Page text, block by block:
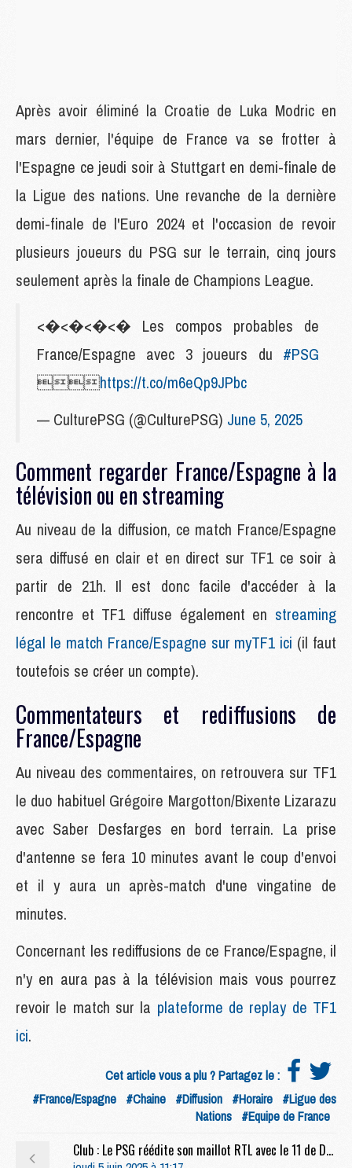
Après avoir éliminé la Croatie de Luka Modric en
mars dernier, l'équipe de France va se frotter à
l'Espagne ce jeudi soir à Stuttgart en demi-finale de
la Ligue des nations. Une revanche de la dernière
demi-finale de l'Euro 2024 et l'occasion de revoir
plusieurs joueurs du PSG sur le terrain, cinq jours
seulement après la finale de Champions League.
<�<�<�<� Les compos probables de
France/Espagne avec 3 joueurs du #PSG
https://t.co/m6eQp9JPbc
— CulturePSG (@CulturePSG) June 5, 2025
Comment regarder France/Espagne à la
télévision ou en streaming
Au niveau de la diffusion, ce match France/Espagne
sera diffusé en clair et en direct sur TF1 ce soir à
partir de 21h. Il est donc facile d'accéder à la
rencontre et TF1 diffuse également en streaming
légal le match France/Espagne sur myTF1 ici (il faut
toutefois se créer un compte).
Commentateurs et rediffusions de
France/Espagne
Au niveau des commentaires, on retrouvera sur TF1
le duo habituel Grégoire Margotton/Bixente Lizarazu
avec Saber Desfarges en bord terrain. La prise
d'antenne se fera 10 minutes avant le coup d'envoi
et il y aura un après-match d'une vingatine de
minutes.
Concernant les rediffusions de ce France/Espagne, il
n'y en aura pas à la télévision mais vous pourrez
revoir le match sur la plateforme de replay de TF1
ici.
Cet article vous a plu ? Partagez le :
#France/Espagne #Chaine #Diffusion #Horaire #Ligue des
Nations #Equipe de France
Club : Le PSG réédite son maillot RTL avec le 11 de Dahleb